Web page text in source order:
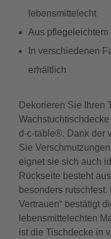
lebensmittelecht
Aus pflegeleichtem
In verschiedenen
erhältlich
Dekorieren Sie Ihren
d-c-table®. Dank der
Sie
eignet sie sich auch
Rückseite besteht
besonders rutschfest.
Vertrauen“ bestätigt
lebensmittelechten
ist die Tischdecke in